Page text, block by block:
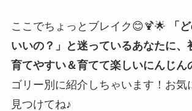
ここでちょっとブレイク😊🍹🌟
「
いいの？」と迷っているあなたに、
育てやすい＆育てて楽しいにんじん
ゴリー別に紹介しちゃいます！お気
見つけてね♪